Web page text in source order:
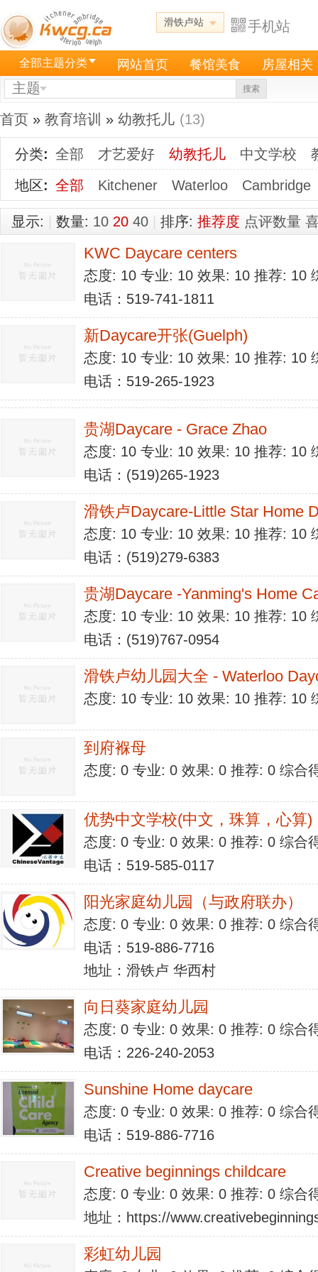
滑铁卢站 手机站
全部主题分类 网站首页 餐馆美食 房屋相关
主题 搜索
首页 » 教育培训 » 幼教托儿 (13)
分类: 全部 才艺爱好 幼教托儿 中文学校
地区: 全部 Kitchener Waterloo Cambridge
显示: 数量: 10 20 40 排序: 推荐度 点评数量
KWC Daycare centers
态度: 10 专业: 10 效果: 10 推荐: 10
电话：519-741-1811
新Daycare开张(Guelph)
态度: 10 专业: 10 效果: 10 推荐: 10
电话：519-265-1923
贵湖Daycare - Grace Zhao
态度: 10 专业: 10 效果: 10 推荐: 10
电话：(519)265-1923
滑铁卢Daycare-Little Star Home
态度: 10 专业: 10 效果: 10 推荐: 10
电话：(519)279-6383
贵湖Daycare -Yanming's Home
态度: 10 专业: 10 效果: 10 推荐: 10
电话：(519)767-0954
滑铁卢幼儿园大全 - Waterloo
态度: 10 专业: 10 效果: 10 推荐: 10
到府褓母
态度: 0 专业: 0 效果: 0 推荐: 0 综合
优势中文学校(中文，珠算，心算)
态度: 0 专业: 0 效果: 0 推荐: 0 综合
电话：519-585-0117
阳光家庭幼儿园（与政府联办）
态度: 0 专业: 0 效果: 0 推荐: 0 综合
电话：519-886-7716
地址：滑铁卢 华西村
向日葵家庭幼儿园
态度: 0 专业: 0 效果: 0 推荐: 0 综合
电话：226-240-2053
Sunshine Home daycare
态度: 0 专业: 0 效果: 0 推荐: 0 综合
电话：519-886-7716
Creative beginnings childcare
态度: 0 专业: 0 效果: 0 推荐: 0 综合
地址：https://
彩虹幼儿园